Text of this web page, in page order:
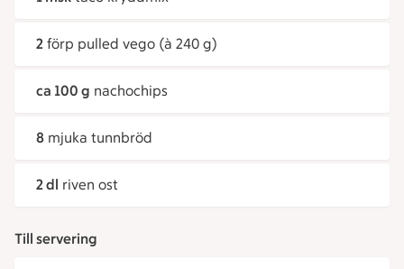
2 förp pulled vego (à 240 g)
ca 100 g nachochips
8 mjuka tunnbröd
2 dl riven ost
Till servering